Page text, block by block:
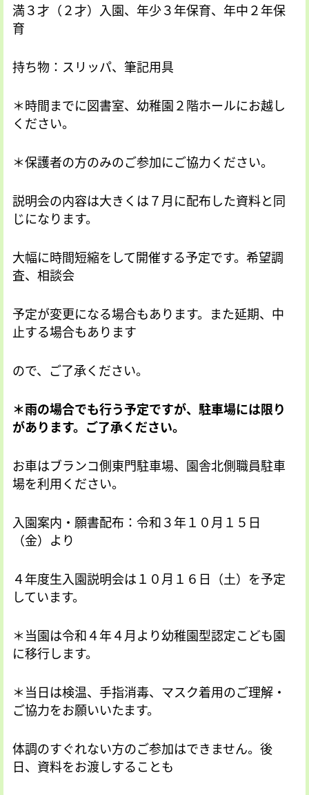
満３才（２才）入園、年少３年保育、年中２年保
育
持ち物：スリッパ、筆記用具
＊時間までに図書室、幼稚園２階ホールにお越し
ください。
＊保護者の方のみのご参加にご協力ください。
説明会の内容は大きくは７月に配布した資料と同
じになります。
大幅に時間短縮をして開催する予定です。希望調
査、相談会
予定が変更になる場合もあります。また延期、中
止する場合もあります
ので、ご了承ください。
＊雨の場合でも行う予定ですが、駐車場には限り
があります。ご了承ください。
お車はブランコ側東門駐車場、園舎北側職員駐車
場を利用ください。
入園案内・願書配布：令和３年１０月１５日
（金）より
４年度生入園説明会は１０月１６日（土）を予定
しています。
＊当園は令和４年４月より幼稚園型認定こども園
に移行します。
＊当日は検温、手指消毒、マスク着用のご理解・
ご協力をお願いいたます。
体調のすぐれない方のご参加はできません。後
日、資料をお渡しすることも